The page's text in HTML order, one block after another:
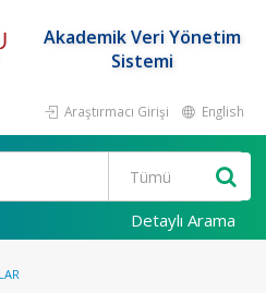
Akademik Veri Yönetim
Sistemi
Araştırmacı Girişi English
Detaylı Arama